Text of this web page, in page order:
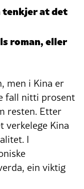
tenkjer at det
roman, eller
men i Kina er
fall nitti prosent
resten. Etter
verkelege Kina
I
ein viktig